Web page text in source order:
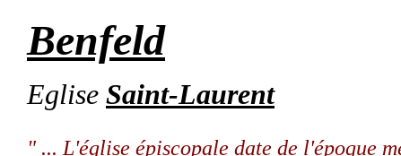
Benfeld
Eglise Saint-Laurent
" ... L'église épiscopale date de l'époque